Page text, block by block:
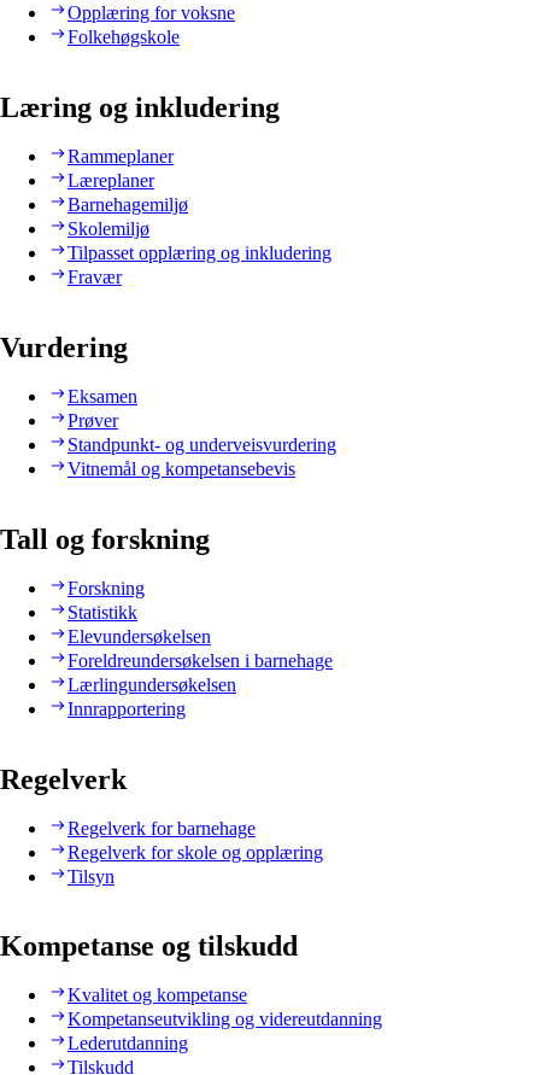
Opplæring for voksne
Folkehøgskole
Læring og inkludering
Rammeplaner
Læreplaner
Barnehagemiljø
Skolemiljø
Tilpasset opplæring og inkludering
Fravær
Vurdering
Eksamen
Prøver
Standpunkt- og underveisvurdering
Vitnemål og kompetansebevis
Tall og forskning
Forskning
Statistikk
Elevundersøkelsen
Foreldreundersøkelsen i barnehage
Lærlingundersøkelsen
Innrapportering
Regelverk
Regelverk for barnehage
Regelverk for skole og opplæring
Tilsyn
Kompetanse og tilskudd
Kvalitet og kompetanse
Kompetanseutvikling og videreutdanning
Lederutdanning
Tilskudd